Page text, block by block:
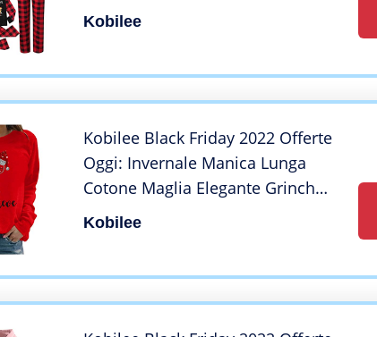
Pigiama Famiglia Coordinati
Kobilee
Kobilee Black Friday 2022 Offerte
Oggi: Invernale Manica Lunga
Cotone Maglia Elegante Grinch
Curvy Sweatshirt T Shirt Taglie
Kobilee